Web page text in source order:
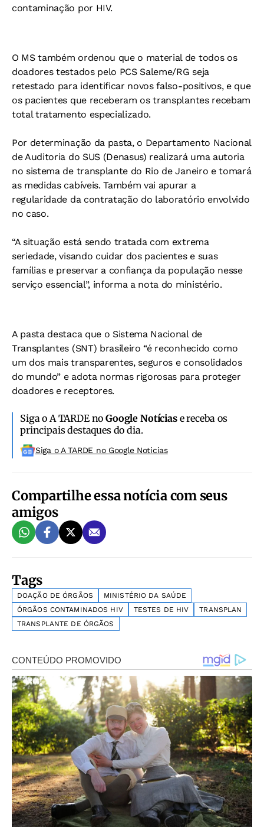
contaminação por HIV.
O MS também ordenou que o material de todos os
doadores testados pelo PCS Saleme/RG seja
retestado para identificar novos falso-positivos, e que
os pacientes que receberam os transplantes recebam
total tratamento especializado.
Por determinação da pasta, o Departamento Nacional
de Auditoria do SUS (Denasus) realizará uma autoria
no sistema de transplante do Rio de Janeiro e tomará
as medidas cabíveis. Também vai apurar a
regularidade da contratação do laboratório envolvido
no caso.
“A situação está sendo tratada com extrema
seriedade, visando cuidar dos pacientes e suas
famílias e preservar a confiança da população nesse
serviço essencial”, informa a nota do ministério.
A pasta destaca que o Sistema Nacional de
Transplantes (SNT) brasileiro “é reconhecido como
um dos mais transparentes, seguros e consolidados
do mundo” e adota normas rigorosas para proteger
doadores e receptores.
Siga o A TARDE noGoogle Notíciase receba os
principais destaques do dia.
Siga o A TARDE no Google Noticias
Compartilhe essa notícia com seus
amigos
Tags
DOAÇÃO DE ÓRGÃOS
MINISTÉRIO DA SAÚDE
ÓRGÃOS CONTAMINADOS HIV
TESTES DE HIV
TRANSPLAN
TRANSPLANTE DE ÓRGÃOS